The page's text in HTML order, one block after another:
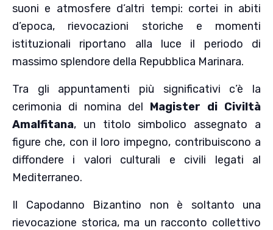
suoni e atmosfere d’altri tempi: cortei in abiti
d’epoca, rievocazioni storiche e momenti
istituzionali riportano alla luce il periodo di
massimo splendore della Repubblica Marinara.
Tra gli appuntamenti più significativi c’è la
cerimonia di nomina del Magister di Civiltà
Amalfitana, un titolo simbolico assegnato a
figure che, con il loro impegno, contribuiscono a
diffondere i valori culturali e civili legati al
Mediterraneo.
Il Capodanno Bizantino non è soltanto una
rievocazione storica, ma un racconto collettivo